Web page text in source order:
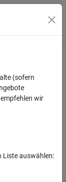
(sofern
wir
Liste auswählen: